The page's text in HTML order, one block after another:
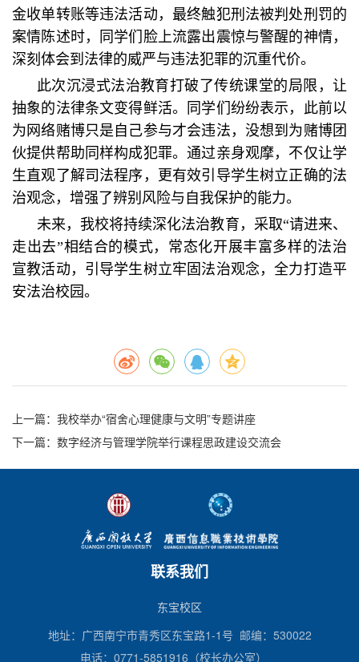
金收单转账等违法活动，最终触犯刑法被判处刑罚的
案情陈述时，同学们脸上流露出震惊与警醒的神情，
深刻体会到法律的威严与违法犯罪的沉重代价。
此次沉浸式法治教育打破了传统课堂的局限，让
抽象的法律条文变得鲜活。同学们纷纷表示，此前以
为网络赌博只是自己参与才会违法，没想到为赌博团
伙提供帮助同样构成犯罪。通过亲身观摩，不仅让学
生直观了解司法程序，更有效引导学生树立正确的法
治观念，增强了辨别风险与自我保护的能力。
未来，我校将持续深化法治教育，采取“请进来、
走出去”相结合的模式，常态化开展丰富多样的法治
宣教活动，引导学生树立牢固法治观念，全力打造平
安法治校园。
上一篇：我校举办“宿舍心理健康与文明”专题讲座
下一篇：数字经济与管理学院举行课程思政建设交流会
联系我们
东宝校区
地址：广西南宁市青秀区东宝路1-1号 邮编：530022
电话：0771-5851916（校长办公室）